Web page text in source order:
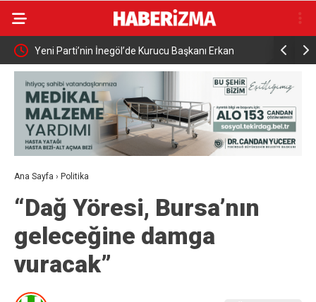
Elektrikli bisiklet ile uçuruma yuvarlandılar: 3 çocuk
yaralandı
Ana Sayfa › Politika
“Dağ Yöresi, Bursa’nın
geleceğine damga
vuracak”